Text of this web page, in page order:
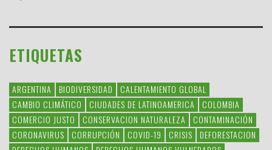
ETIQUETAS
ARGENTINA BIODIVERSIDAD
CALENTAMIENTO GLOBAL
CAMBIO CLIMÁTICO
CIUDADES DE LATINOAMERICA
COLOMBIA
COMERCIO JUSTO
CONSERVACION NATURALEZA
CONTAMINACIÓN
CORONAVIRUS
CORRUPCIÓN COVID-19 CRISIS
DEFORESTACION